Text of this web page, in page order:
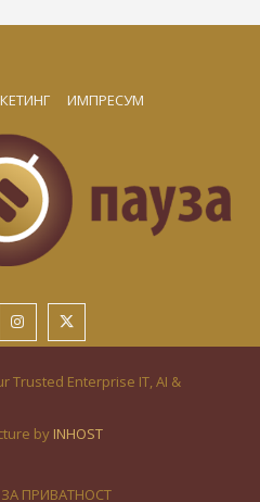
ИМПРЕСУМ
Trusted Enterprise IT, AI &
by INHOST
ПРИВАТНОСТ